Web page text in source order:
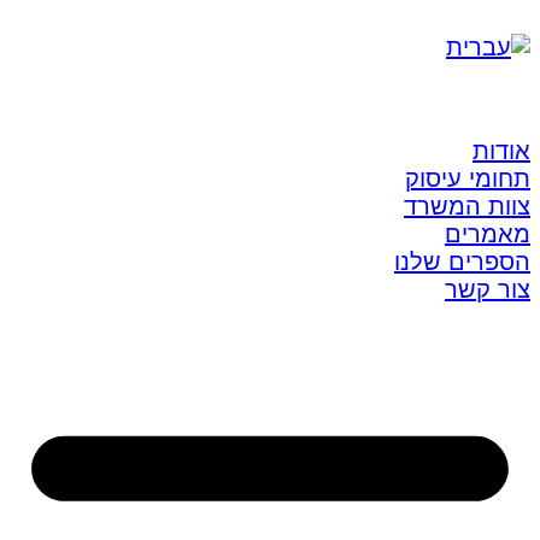
אודות
תחומי עיסוק
צוות המשרד
מאמרים
הספרים שלנו
צור קשר